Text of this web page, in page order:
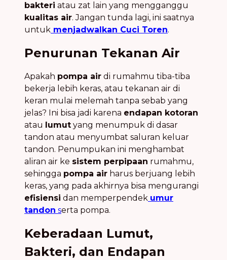
bakteri atau zat lain yang mengganggu
kualitas air. Jangan tunda lagi, ini saatnya
untuk menjadwalkan Cuci Toren.
Penurunan Tekanan Air
Apakah pompa air di rumahmu tiba-tiba
bekerja lebih keras, atau tekanan air di
keran mulai melemah tanpa sebab yang
jelas? Ini bisa jadi karena endapan kotoran
atau lumut yang menumpuk di dasar
tandon atau menyumbat saluran keluar
tandon. Penumpukan ini menghambat
aliran air ke sistem perpipaan rumahmu,
sehingga pompa air harus berjuang lebih
keras, yang pada akhirnya bisa mengurangi
efisiensi dan memperpendek umur
tandon serta pompa.
Keberadaan Lumut,
Bakteri, dan Endapan